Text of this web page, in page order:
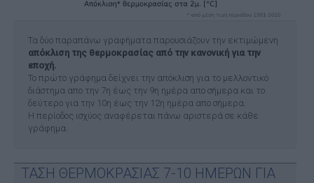
Τα δύο παραπάνω γραφήματα παρουσιάζουν την εκτιμώμενη
απόκλιση της θερμοκρασίας από την κανονική για την
εποχή.
Το πρώτο γράφημα δείχνει την απόκλιση για το μελλοντικό
διάστημα απο την 7η έως την 9η ημέρα απο σήμερα και το
δεύτερο για την 10η έως την 12η ημέρα απο σήμερα.
Η περίοδος ισχύος αναφέρεται πάνω αριστερά σε κάθε
γράφημα.
ΤΑΣΗ ΘΕΡΜΟΚΡΑΣΙΑΣ 7-10 ΗΜΕΡΩΝ ΓΙΑ